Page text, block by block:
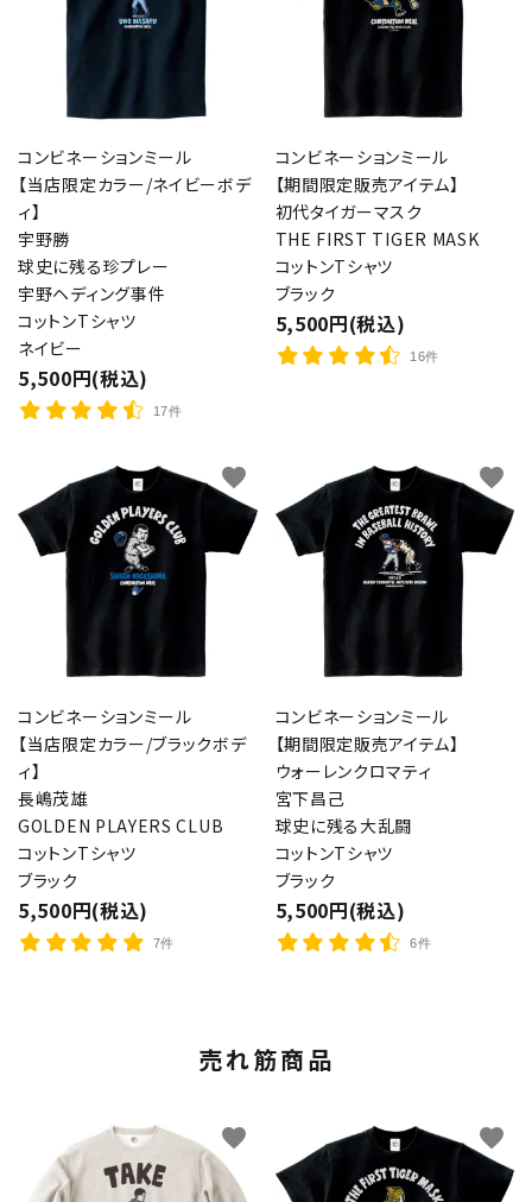
コンビネーションミール
【当店限定カラー/ネイビーボデ
ィ】
宇野勝
球史に残る珍プレー
宇野ヘディング事件
コットンTシャツ
ネイビー
5,500円(税込)
17件
コンビネーションミール
【期間限定販売アイテム】
初代タイガーマスク
THE FIRST TIGER MASK
コットンTシャツ
ブラック
5,500円(税込)
16件
コンビネーションミール
【当店限定カラー/ブラックボデ
ィ】
長嶋茂雄
GOLDEN PLAYERS CLUB
コットンTシャツ
ブラック
5,500円(税込)
7件
favorite
コンビネーションミール
【期間限定販売アイテム】
ウォーレンクロマティ
宮下昌己
球史に残る大乱闘
コットンTシャツ
ブラック
5,500円(税込)
6件
favorite
売れ筋商品
favorite favorite